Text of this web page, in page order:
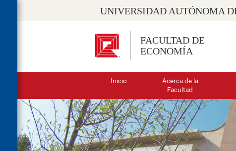
UNIVERSIDAD AUTÓNOMA
FACULTAD DE
ECONOMÍA
Inicio
Acerca de la
Facultad